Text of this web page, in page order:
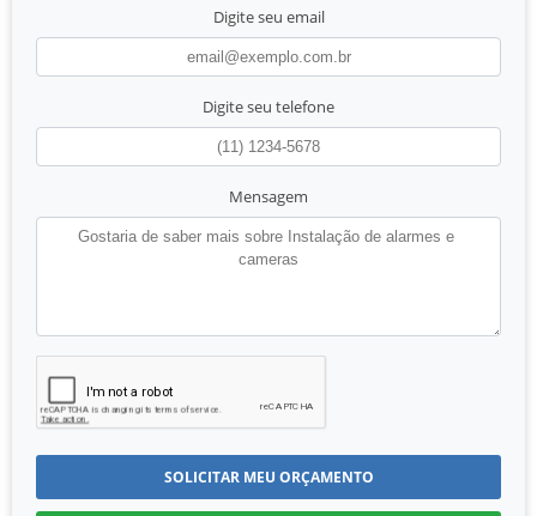
Digite seu email
Digite seu telefone
Mensagem
SOLICITAR MEU ORÇAMENTO